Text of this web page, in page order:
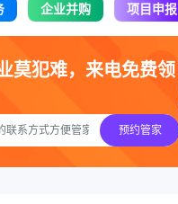
企业并购 项目申报
莫犯难，来电免费领
预约管家